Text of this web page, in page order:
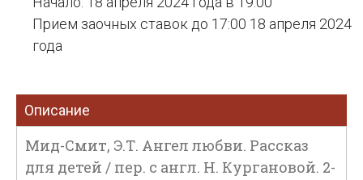
Прием заочных ставок до 17:00 18 апреля 2024
года
Описание
Мид-Смит, Э.Т. Ангел любви. Рассказ
для детей / пер. с англ. Н. Кургановой. 2-